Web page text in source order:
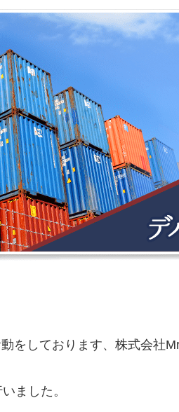
をしております、株式会社
ました。